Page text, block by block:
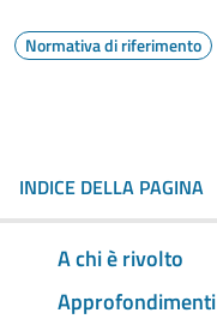
Normativa di riferimento
INDICE DELLA PAGINA
A chi è rivolto
Approfondimenti